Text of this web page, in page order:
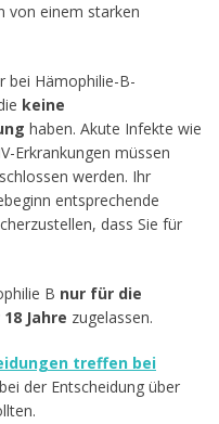
von einem starken
bei Hämophilie-B-
keine
haben. Akute Infekte wie
Erkrankungen müssen
werden. Ihr
entsprechende
dass Sie für
B nur für die
Jahre zugelassen.
treffen bei
der Entscheidung über